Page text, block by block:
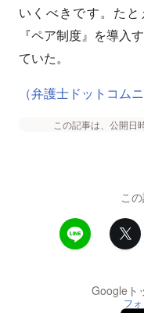
いくべきです。た
『ペア制度』を導入
ていた。
（弁護士ドットコム
この記事は、公開日
こ
Googleト
フ